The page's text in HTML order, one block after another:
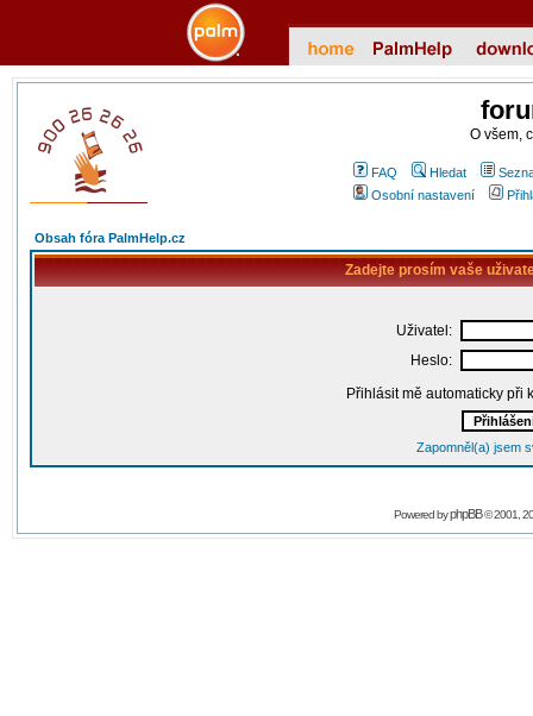
O všem,
FAQ Hledat
Osobní nastavení
Obsah fóra PalmHelp.cz
Zadejte prosím vaše
Uživatel:
Heslo:
Přihlásit mě automaticky při
Zapomněl(a) jsem
Powered byphpBB© 2001,